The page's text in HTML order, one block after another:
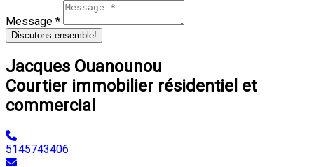
Message *
Discutons ensemble!
Jacques Ouanounou
Courtier immobilier résidentiel et
commercial
5145743406